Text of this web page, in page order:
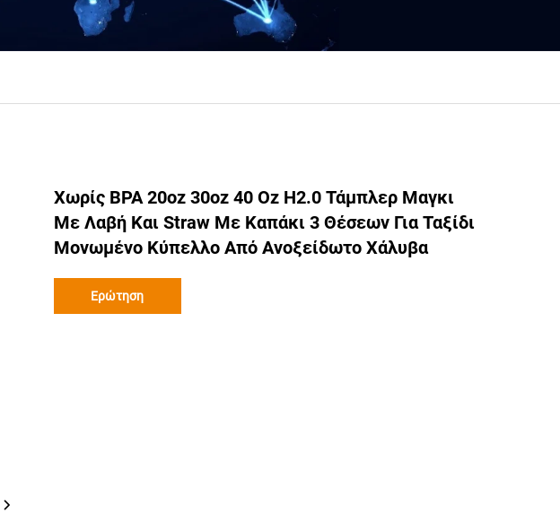
Χωρίς BPA 20oz 30oz 40 Oz H2.0 Τάμπλερ Μαγκι
Με Λαβή Και Straw Με Καπάκι 3 Θέσεων Για Ταξίδι
Μονωμένο Κύπελλο Από Ανοξείδωτο Χάλυβα
Ερώτηση